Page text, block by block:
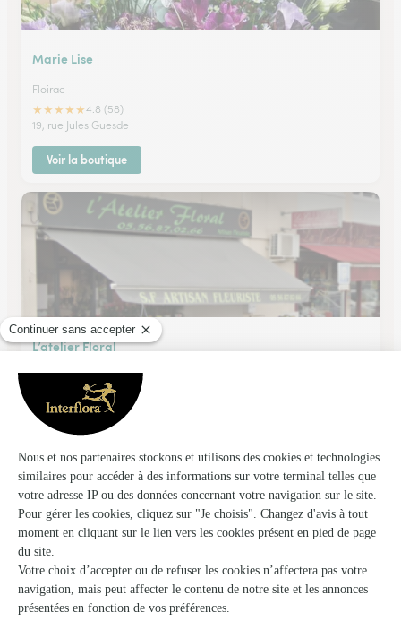
Marie Lise
Floirac
★★★★★4.8 (58)
19, rue Jules Guesde
Voir la boutique
L’atelier Floral
Villenave D'ornon
★4.3 (155)
59, route de Leognan